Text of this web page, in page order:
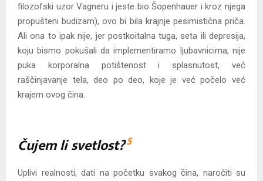
filozofski uzor Vagneru i jeste bio Šopenhauer i kroz njega
propušteni budizam), ovo bi bila krajnje pesimistična priča.
Ali ona to ipak nije, jer postkoitalna tuga, seta ili depresija,
koju bismo pokušali da implementiramo ljubavnicima, nije
puka korporalna potištenost i splasnutost, već
raščinjavanje tela, deo po deo, koje je već počelo već
krajem ovog čina.
Čujem li svetlost?5
Uplivi realnosti, dati na početku svakog čina, naročiti su